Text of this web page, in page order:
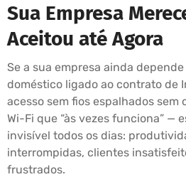
Sua Empresa
Aceitou até Agora
Se a sua empresa ainda
doméstico ligado ao contrato de
acesso sem fios espalhados sem
Wi-Fi que “às vezes funciona” —
invisível todos os dias:
interrompidas, clientes
frustrados.